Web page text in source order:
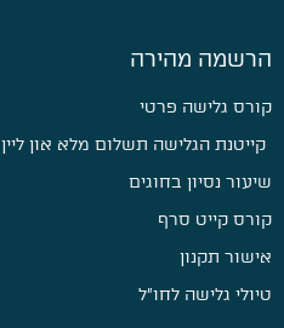
הרשמה מהירה
קורס גלישה פרטי
קייטנת הגלישה תשלום מלא און ליין
שיעור נסיון בחוגים
קורס קייט סרף
אישור תקנון
טיולי גלישה לחו״ל